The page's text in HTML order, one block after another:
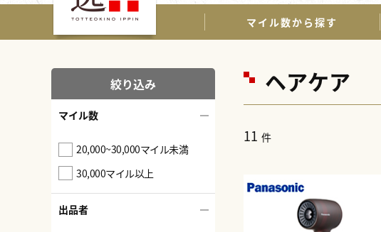
マイル数から探す
絞り込み
マイル数
20,000~30,000マイル未満
30,000マイル以上
出品者
ヘアケア
11 件